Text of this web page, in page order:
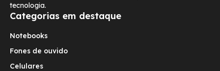
tecnologia.
Categorias em destaque
Notebooks
Fones de ouvido
Celulares